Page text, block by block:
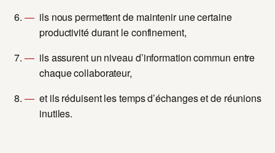
ils nous permettent de maintenir une certaine
productivité durant le confinement,
ils assurent un niveau d’information commun entre
chaque collaborateur,
et ils réduisent les temps d’échanges et de réunions
inutiles.